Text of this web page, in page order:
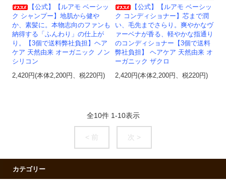
【公式】【ルアモ ベーシッ
ク シャンプー】地肌から健や
か、素髪に。本物志向のファンも
納得する「ふんわり」の仕上が
り。【3個で送料弊社負担】ヘア
ケア 天然由来 オーガニック ノン
シリコン
2,420円(本体2,200円、税220円)
【公式】【ルアモ ベーシッ
ク コンディショナー】芯まで潤
い、毛先までさらり。爽やかなヴ
ァーベナが香る、軽やかな指通り
のコンディショナー【3個で送料
弊社負担】 ヘアケア 天然由来 オ
ーガニック ザクロ
2,420円(本体2,200円、税220円)
全10件 1-10表示
< 前 次 >
カテゴリー